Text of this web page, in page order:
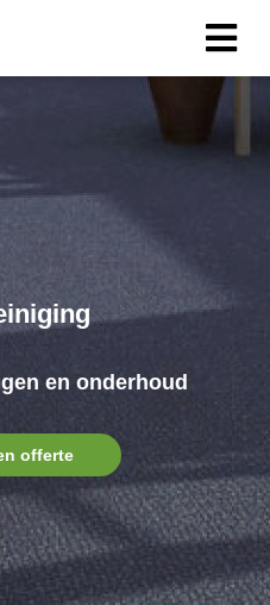
en onderhoud
offerte